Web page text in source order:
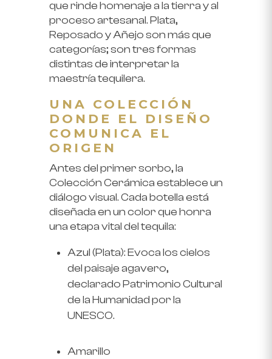
que rinde homenaje a la tierra y al
proceso artesanal. Plata,
Reposado y Añejo son más que
categorías; son tres formas
distintas de interpretar la
maestría tequilera.
UNA COLECCIÓN
DONDE EL DISEÑO
COMUNICA EL
ORIGEN
Antes del primer sorbo, la
Colección Cerámica establece un
diálogo visual. Cada botella está
diseñada en un color que honra
una etapa vital del tequila:
Azul (Plata):Evoca los cielos
del paisaje agavero,
declarado Patrimonio Cultural
de la Humanidad por la
UNESCO.
Amarillo